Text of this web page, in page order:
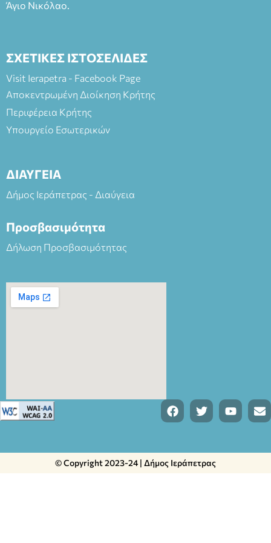
Άγιο Νικόλαο.
ΣΧΕΤΙΚΕΣ ΙΣΤΟΣΕΛΙΔΕΣ
Visit Ierapetra - Facebook Page
Αποκεντρωμένη Διοίκηση Κρήτης
Περιφέρεια Κρήτης
Υπουργείο Εσωτερικών
ΔΙΑΥΓΕΙΑ
Δήμος Ιεράπετρας - Διαύγεια
Προσβασιμότητα
Δήλωση Προσβασιμότητας
© Copyright 2023-24 | Δήμος Ιεράπετρας